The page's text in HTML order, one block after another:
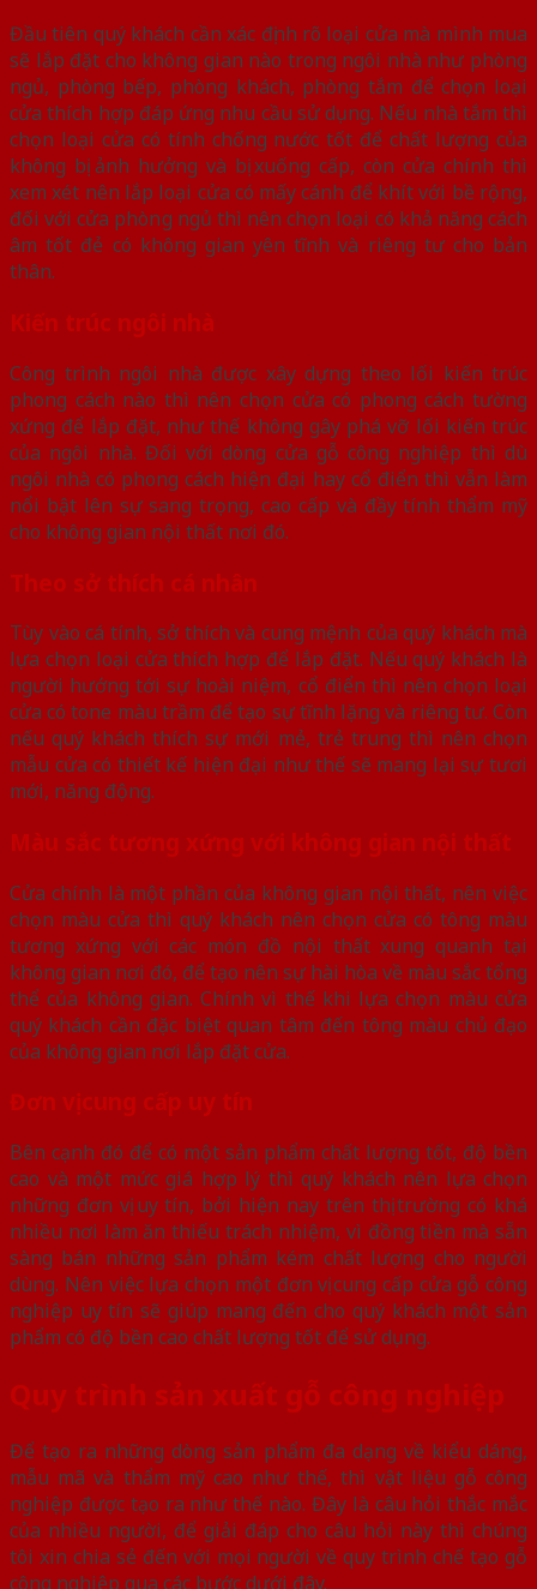
Đầu tiên quý khách cần xác định rõ loại cửa mà mình mua
sẽ lắp đặt cho không gian nào trong ngôi nhà như phòng
ngủ, phòng bếp, phòng khách, phòng tắm để chọn loại
cửa thích hợp đáp ứng nhu cầu sử dụng. Nếu nhà tắm thì
chọn loại cửa có tính chống nước tốt để chất lượng của
không bị ảnh hưởng và bị xuống cấp, còn cửa chính thì
xem xét nên lắp loại cửa có mấy cánh để khít với bề rộng,
đối với cửa phòng ngủ thì nên chọn loại có khả năng cách
âm tốt đẻ có không gian yên tĩnh và riêng tư cho bản
thân.
Kiến trúc ngôi nhà
Công trình ngôi nhà được xây dựng theo lối kiến trúc
phong cách nào thì nên chọn cửa có phong cách tường
xứng để lắp đặt, như thế không gây phá vỡ lối kiến trúc
của ngôi nhà. Đối với dòng cửa gỗ công nghiệp thì dù
ngôi nhà có phong cách hiện đại hay cổ điển thì vẫn làm
nổi bật lên sự sang trọng, cao cấp và đầy tính thẩm mỹ
cho không gian nội thất nơi đó.
Theo sở thích cá nhân
Tùy vào cá tính, sở thích và cung mệnh của quý khách mà
lựa chọn loại cửa thích hợp để lắp đặt. Nếu quý khách là
người hướng tới sự hoài niệm, cổ điển thì nên chọn loại
cửa có tone màu trầm để tạo sự tĩnh lặng và riêng tư. Còn
nếu quý khách thích sự mới mẻ, trẻ trung thì nên chọn
mẫu cửa có thiết kế hiện đại như thế sẽ mang lại sự tươi
mới, năng động.
Màu sắc tương xứng với không gian nội thất
Cửa chính là một phần của không gian nội thất, nên việc
chọn màu cửa thì quý khách nên chọn cửa có tông màu
tương xứng với các món đồ nội thất xung quanh tại
không gian nơi đó, để tạo nên sự hài hòa về màu sắc tổng
thể của không gian. Chính vì thế khi lựa chọn màu cửa
quý khách cần đặc biệt quan tâm đến tông màu chủ đạo
của không gian nơi lắp đặt cửa.
Đơn vị cung cấp uy tín
Bên cạnh đó để có một sản phẩm chất lượng tốt, độ bền
cao và một mức giá hợp lý thì quý khách nên lựa chọn
những đơn vị uy tín, bởi hiện nay trên thị trường có khá
nhiều nơi làm ăn thiếu trách nhiệm, vì đồng tiền mà sẵn
sàng bán những sản phẩm kém chất lượng cho người
dùng. Nên việc lựa chọn một đơn vị cung cấp cửa gỗ công
nghiệp uy tín sẽ giúp mang đến cho quý khách một sản
phẩm có độ bền cao chất lượng tốt để sử dụng.
Quy trình sản xuất gỗ công nghiệp
Để tạo ra những dòng sản phẩm đa dạng về kiểu dáng,
mẫu mã và thẩm mỹ cao như thế, thì vật liệu gỗ công
nghiệp được tạo ra như thế nào. Đây là câu hỏi thắc mắc
của nhiều người, để giải đáp cho câu hỏi này thì chúng
tôi xin chia sẻ đến với mọi người về quy trình chế tạo gỗ
công nghiệp qua các bước dưới đây.